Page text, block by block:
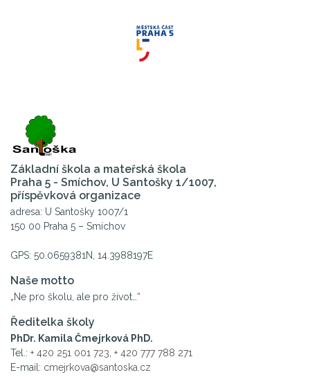
Základní škola a mateřská škola
Praha 5 - Smíchov, U Santošky 1/1007,
příspěvková organizace
adresa: U Santošky 1007/1
150 00 Praha 5 – Smíchov
GPS: 50.0659381N, 14.3988197E
Naše motto
„Ne pro školu, ale pro život…“
Ředitelka školy
PhDr. Kamila Čmejrková PhD.
Tel.: + 420 251 001 723 + 420 777 788 271
E-mail: cmejrkova@santoska.cz